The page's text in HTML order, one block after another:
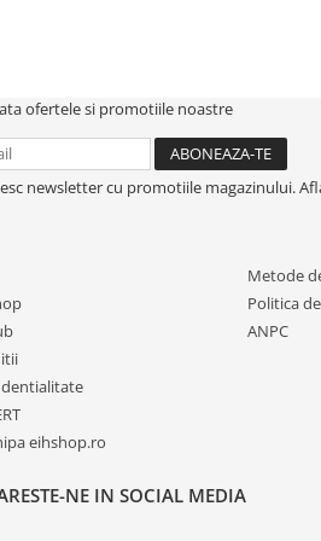
ofertele si promotiile noastre
newsletter cu promotiile magazinului.
eihshop.ro
Metode
Politica
ANPC
NE IN SOCIAL MEDIA